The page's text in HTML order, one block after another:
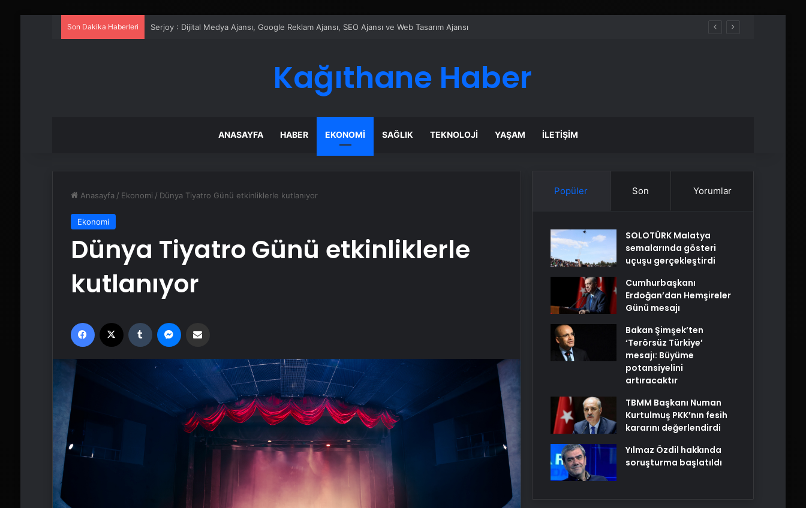
Son Dakika Haberleri UETDS Nedir ? Uetds.com İle Akıllı Dijital Taşımacılık Yazılımı
Kağıthane Haber
ANASAYFA HABER EKONOMI SAĞLIK TEKNOLOJI YAŞAM İLETIŞIM
Anasayfa / Ekonomi / Dünya Tiyatro Günü etkinliklerle kutlanıyor
Ekonomi
Dünya Tiyatro Günü etkinliklerle
kutlanıyor
Facebook Tumblr
Popüler Son Yorumlar
SOLOTÜRK Malatya
semalarında gösteri
uçuşu gerçekleştirdi
Cumhurbaşkanı
Erdoğan’dan Hemşireler
Günü mesajı
Bakan Şimşek’ten
‘Terörsüz Türkiye’
mesajı: Büyüme
potansiyelini
artıracaktır
TBMM Başkanı Numan
Kurtulmuş PKK’nın fesih
kararını değerlendirdi
Yılmaz Özdil hakkında
soruşturma başlatıldı